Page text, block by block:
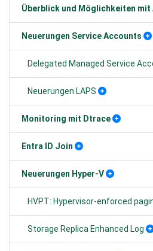
Überblick und Möglichkeiten mit
Neuerungen Service Accounts
Delegated Managed Service
Neuerungen LAPS
Monitoring mit Dtrace
Entra ID Join
Neuerungen Hyper-V
HVPT: Hypervisor-enforced
Storage Replica Enhanced Log